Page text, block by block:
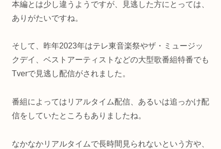
本編とは少し違うようですが、見逃した方にとっては、
ありがたいですね。
そして、昨年2023年はテレ東音楽祭やザ・ミュージッ
クデイ、ベストアーティストなどの大型歌番組特番でも
Tverで見逃し配信がされました。
番組によってはリアルタイム配信、あるいは追っかけ配
信をしていたところもありましたね。
なかなかリアルタイムで長時間見られないという方や、